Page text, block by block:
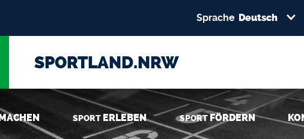
Sprache Deutsch
SPORTLAND.NRW
MACHEN SPORT ERLEBEN SPORTFÖRDERN